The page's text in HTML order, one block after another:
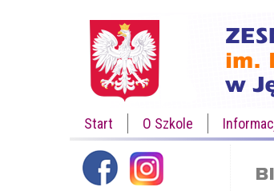
Start O Szkole